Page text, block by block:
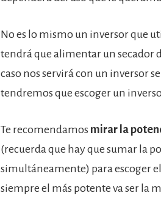
No es lo mismo un inversor que
tendrá que alimentar un secador
caso nos servirá con un inversor
tendremos que escoger un
Te recomendamos mirar la
(recuerda que hay que sumar la
simultáneamente) para escoger
siempre el más potente va ser la